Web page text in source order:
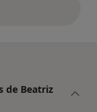
de Beatriz